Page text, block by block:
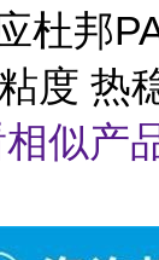
杜邦
度 热
相似产